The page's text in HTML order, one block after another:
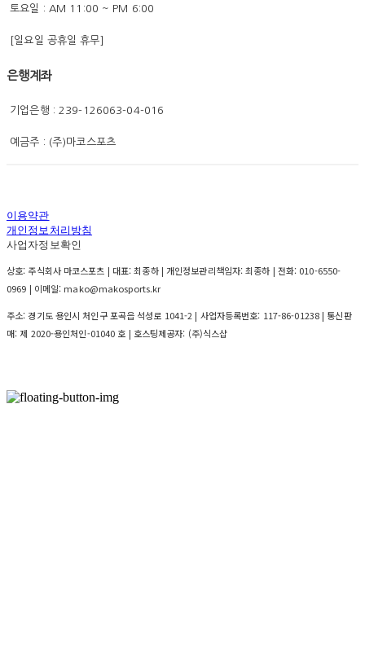
토요일 : AM 11:00 ~ PM 6:00
[일요일 공휴일 휴무]
은행계좌
기업은행 : 239-126063-04-016
예금주 : (주)마코스포츠
이용약관
개인정보처리방침
사업자정보확인
상호: 주식회사 마코스포츠 | 대표: 최종하 | 개인정보관리책임자: 최종하 | 전화: 010-6550-
0969 | 이메일: mako@makosports.kr
주소: 경기도 용인시 처인구 포곡읍 석성로 1041-2 | 사업자등록번호: 117-86-01238| 통신판
매: 제 2020-용인처인-01040 호 | 호스팅제공자: (주)식스샵